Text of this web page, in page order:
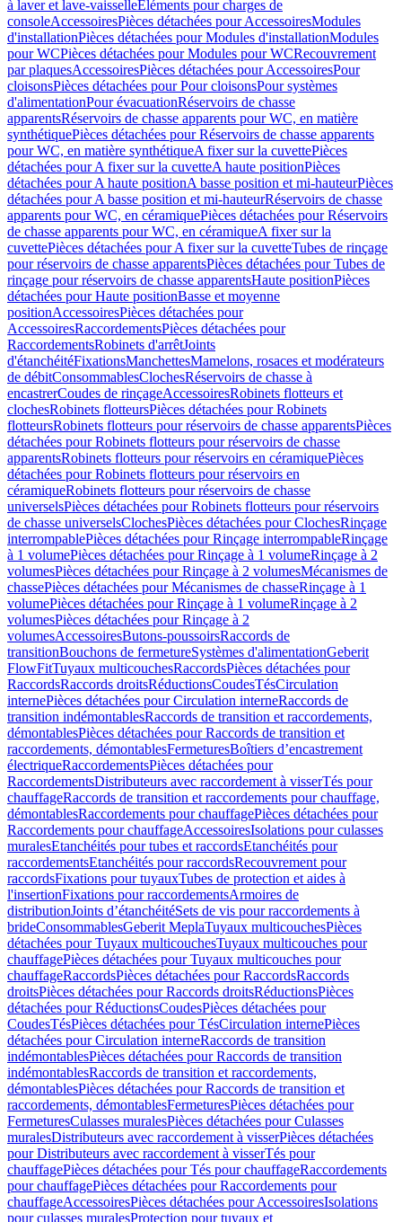
à laver et lave-vaisselleEléments pour charges de
consoleAccessoiresPièces détachées pour AccessoiresModules
d'installationPièces détachées pour Modules d'installationModules
pour WCPièces détachées pour Modules pour WCRecouvrement
par plaquesAccessoiresPièces détachées pour AccessoiresPour
cloisonsPièces détachées pour Pour cloisonsPour systèmes
d'alimentationPour évacuationRéservoirs de chasse
apparentsRéservoirs de chasse apparents pour WC, en matière
synthétiquePièces détachées pour Réservoirs de chasse apparents
pour WC, en matière synthétiqueA fixer sur la cuvettePièces
détachées pour A fixer sur la cuvetteA haute positionPièces
détachées pour A haute positionA basse position et mi-hauteurPièces
détachées pour A basse position et mi-hauteurRéservoirs de chasse
apparents pour WC, en céramiquePièces détachées pour Réservoirs
de chasse apparents pour WC, en céramiqueA fixer sur la
cuvettePièces détachées pour A fixer sur la cuvetteTubes de rinçage
pour réservoirs de chasse apparentsPièces détachées pour Tubes de
rinçage pour réservoirs de chasse apparentsHaute positionPièces
détachées pour Haute positionBasse et moyenne
positionAccessoiresPièces détachées pour
AccessoiresRaccordementsPièces détachées pour
RaccordementsRobinets d'arrêtJoints
d'étanchéitéFixationsManchettesMamelons, rosaces et modérateurs
de débitConsommablesClochesRéservoirs de chasse à
encastrerCoudes de rinçageAccessoiresRobinets flotteurs et
clochesRobinets flotteursPièces détachées pour Robinets
flotteursRobinets flotteurs pour réservoirs de chasse apparentsPièces
détachées pour Robinets flotteurs pour réservoirs de chasse
apparentsRobinets flotteurs pour réservoirs en céramiquePièces
détachées pour Robinets flotteurs pour réservoirs en
céramiqueRobinets flotteurs pour réservoirs de chasse
universelsPièces détachées pour Robinets flotteurs pour réservoirs
de chasse universelsClochesPièces détachées pour ClochesRinçage
interrompablePièces détachées pour Rinçage interrompableRinçage
à 1 volumePièces détachées pour Rinçage à 1 volumeRinçage à 2
volumesPièces détachées pour Rinçage à 2 volumesMécanismes de
chassePièces détachées pour Mécanismes de chasseRinçage à 1
volumePièces détachées pour Rinçage à 1 volumeRinçage à 2
volumesPièces détachées pour Rinçage à 2
volumesAccessoiresButons-poussoirsRaccords de
transitionBouchons de fermetureSystèmes d'alimentationGeberit
FlowFitTuyaux multicouchesRaccordsPièces détachées pour
RaccordsRaccords droitsRéductionsCoudesTésCirculation
internePièces détachées pour Circulation interneRaccords de
transition indémontablesRaccords de transition et raccordements,
démontablesPièces détachées pour Raccords de transition et
raccordements, démontablesFermeturesBoîtiers d’encastrement
électriqueRaccordementsPièces détachées pour
RaccordementsDistributeurs avec raccordement à visserTés pour
chauffageRaccords de transition et raccordements pour chauffage,
démontablesRaccordements pour chauffagePièces détachées pour
Raccordements pour chauffageAccessoiresIsolations pour culasses
muralesEtanchéités pour tubes et raccordsEtanchéités pour
raccordementsEtanchéités pour raccordsRecouvrement pour
raccordsFixations pour tuyauxTubes de protection et aides à
l'insertionFixations pour raccordementsArmoires de
distributionJoints d’étanchéitéSets de vis pour raccordements à
brideConsommablesGeberit MeplaTuyaux multicouchesPièces
détachées pour Tuyaux multicouchesTuyaux multicouches pour
chauffagePièces détachées pour Tuyaux multicouches pour
chauffageRaccordsPièces détachées pour RaccordsRaccords
droitsPièces détachées pour Raccords droitsRéductionsPièces
détachées pour RéductionsCoudesPièces détachées pour
CoudesTésPièces détachées pour TésCirculation internePièces
détachées pour Circulation interneRaccords de transition
indémontablesPièces détachées pour Raccords de transition
indémontablesRaccords de transition et raccordements,
démontablesPièces détachées pour Raccords de transition et
raccordements, démontablesFermeturesPièces détachées pour
FermeturesCulasses muralesPièces détachées pour Culasses
muralesDistributeurs avec raccordement à visserPièces détachées
pour Distributeurs avec raccordement à visserTés pour
chauffagePièces détachées pour Tés pour chauffageRaccordements
pour chauffagePièces détachées pour Raccordements pour
chauffageAccessoiresPièces détachées pour AccessoiresIsolations
pour culasses muralesProtection pour tuyaux et